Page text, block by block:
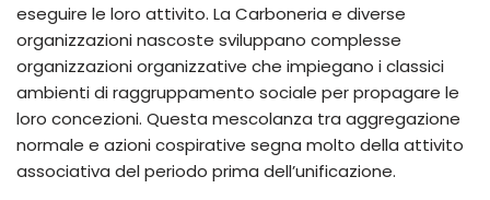
eseguire le loro attivito. La Carboneria e diverse
organizzazioni nascoste sviluppano complesse
organizzazioni organizzative che impiegano i classici
ambienti di raggruppamento sociale per propagare le
loro concezioni. Questa mescolanza tra aggregazione
normale e azioni cospirative segna molto della attivito
associativa del periodo prima dell’unificazione.